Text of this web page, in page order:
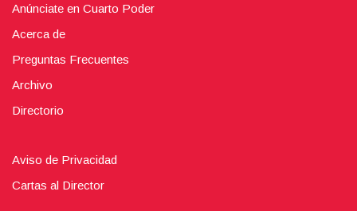
Anúnciate en Cuarto Poder
Acerca de
Preguntas Frecuentes
Archivo
Directorio
Aviso de Privacidad
Cartas al Director